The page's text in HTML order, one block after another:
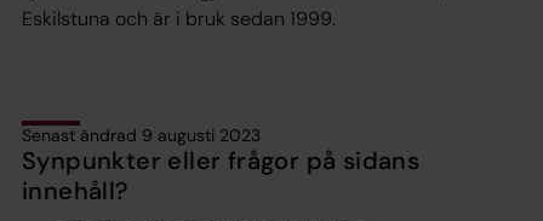
Eskilstuna och är i bruk sedan 1999.
Senast ändrad 9 augusti 2023
Synpunkter eller frågor på sidans
innehåll?